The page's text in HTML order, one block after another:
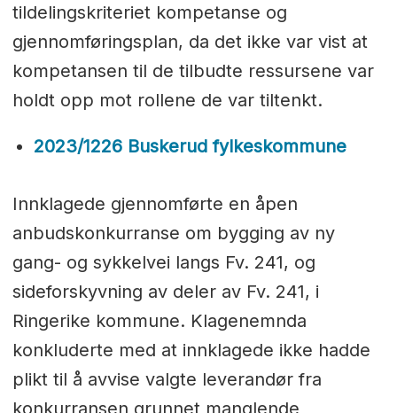
tildelingskriteriet kompetanse og
gjennomføringsplan, da det ikke var vist at
kompetansen til de tilbudte ressursene var
holdt opp mot rollene de var tiltenkt.
2023/1226 Buskerud fylkeskommune
Innklagede gjennomførte en åpen
anbudskonkurranse om bygging av ny
gang- og sykkelvei langs Fv. 241, og
sideforskyvning av deler av Fv. 241, i
Ringerike kommune. Klagenemnda
konkluderte med at innklagede ikke hadde
plikt til å avvise valgte leverandør fra